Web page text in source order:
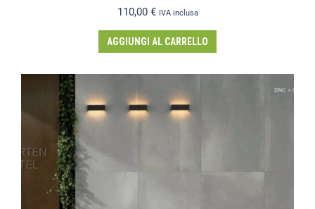
110,00 € IVA inclusa
AGGIUNGI AL CARRELLO